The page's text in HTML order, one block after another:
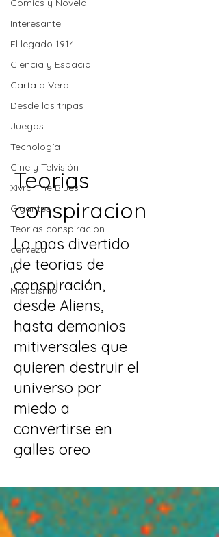
Comics y Novela
Interesante
El legado 1914
Ciencia y Espacio
Carta a Vera
Desde las tripas
Juegos
Tecnología
Cine y Telvisión
Xivra The Blues
Gigantes
Teorias conspiracion
cerveza
IA
Misticismo
Teorias
conspiracion
Lo mas divertido
de teorias de
conspiración,
desde Aliens,
hasta demonios
mitiversales que
quieren destruir el
universo por
miedo a
convertirse en
galles oreo